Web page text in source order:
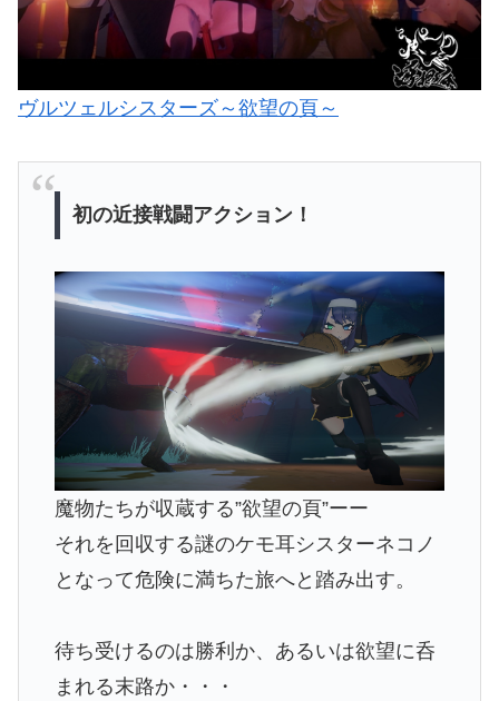
ヴルツェルシスターズ～欲望の頁～
初の近接戦闘アクション！
魔物たちが収蔵する”欲望の頁”ーー
それを回収する謎のケモ耳シスターネコノ
となって危険に満ちた旅へと踏み出す。
待ち受けるのは勝利か、あるいは欲望に呑
まれる末路か・・・